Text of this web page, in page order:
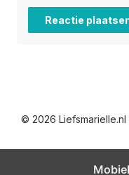
© 2026 Liefsmarielle.nl